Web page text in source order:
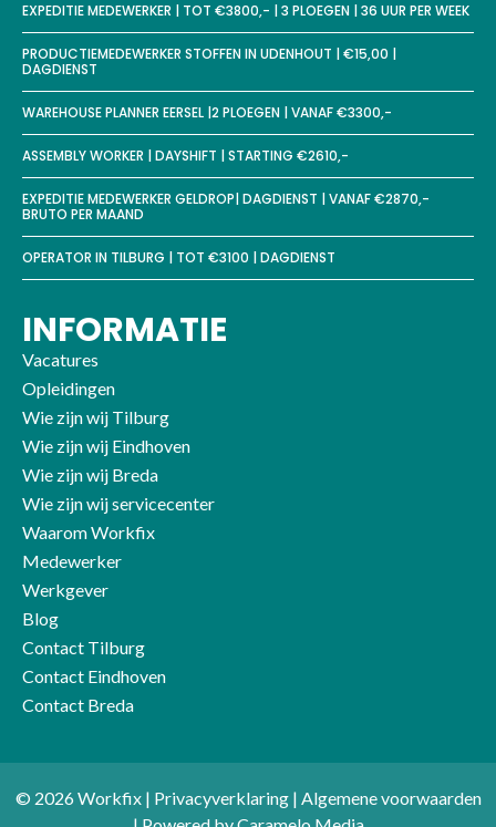
EXPEDITIE MEDEWERKER | TOT €3800,- | 3 PLOEGEN | 36 UUR PER WEEK
PRODUCTIEMEDEWERKER STOFFEN IN UDENHOUT | €15,00 |
DAGDIENST
WAREHOUSE PLANNER EERSEL |2 PLOEGEN | VANAF €3300,-
ASSEMBLY WORKER | DAYSHIFT | STARTING €2610,-
EXPEDITIE MEDEWERKER GELDROP| DAGDIENST | VANAF €2870,-
BRUTO PER MAAND
OPERATOR IN TILBURG | TOT €3100 | DAGDIENST
INFORMATIE
Vacatures
Opleidingen
Wie zijn wij Tilburg
Wie zijn wij Eindhoven
Wie zijn wij Breda
Wie zijn wij servicecenter
Waarom Workfix
Medewerker
Werkgever
Blog
Contact Tilburg
Contact Eindhoven
Contact Breda
© 2026 Workfix | Privacyverklaring| Algemene voorwaarden